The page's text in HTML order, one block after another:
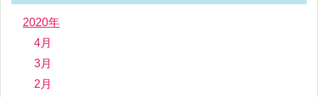
2020年
4月
3月
2月